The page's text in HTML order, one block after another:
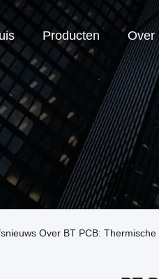
Producten Over
Over BT PCB: